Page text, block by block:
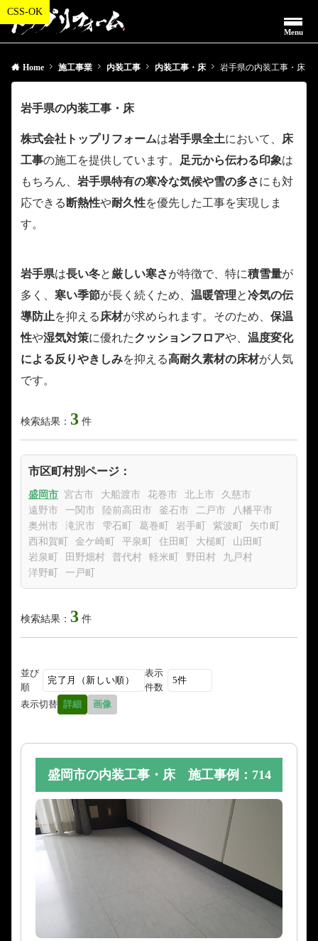
Menu
Home 施工事業 内装工事 内装工事・床 岩手県の内装工事・床
岩手県の内装工事・床
株式会社トップリフォームは岩手県全土において、
床
工事の施工を提供しています。 足元から伝わる印象は
もちろん、 岩手県特有の寒冷な気候や雪の多さにも対
応できる 断熱性や耐久性を優先した工事を実現しま
す。
岩手県は長い冬と 厳しい寒さが特徴で、特に積雪量が
多く、 寒い季節が長く続くため、 温暖管理と冷気の伝
導防止を抑える 床材が求められます。そのため、 保温
性や湿気対策に優れたクッションフロアや、 温度変化
による反りやきしみを抑える高耐久素材の床材が人気
です。
検索結果： 3 件
市区町村別ページ：
盛岡市 宮古市 大船渡市 花巻市 北上市
久慈市
遠野市
一関市 陸前高田市 釜石市 二戸市
八幡平市
奥州市
滝沢市 雫石町 葛巻町 岩手町 紫波町
矢巾町
西和賀町
金ケ崎町 平泉町 住田町 大槌町
山田町
岩泉町
田野畑村 普代村 軽米町 野田村
九戸村
洋野町
一戸町
検索結果： 3 件
並び
順
表示
件数
表示切替 詳細 画像
盛岡市の内装工事・床 施工事例：714